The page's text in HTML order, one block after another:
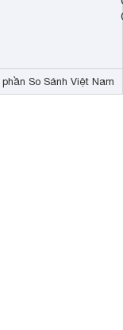
So Sánh Việt Nam